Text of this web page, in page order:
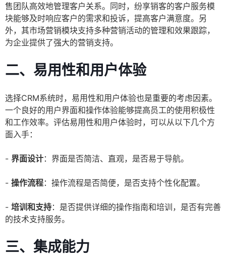
售团队高效地管理客户关系。同时，纷享销客的客户服务模
块能够及时响应客户的需求和投诉，提高客户满意度。另
外，其市场营销模块支持多种营销活动的管理和效果跟踪，
为企业提供了强大的营销支持。
二、易用性和用户体验
选择CRM系统时，易用性和用户体验也是重要的考虑因素。
一个良好的用户界面和操作体验能够提高员工的使用积极性
和工作效率。评估易用性和用户体验时，可以从以下几个方
面入手：
- 界面设计：界面是否简洁、直观，是否易于导航。
- 操作流程：操作流程是否简便，是否支持个性化配置。
- 培训和支持：是否提供详细的操作指南和培训，是否有完善
的技术支持服务。
三、集成能力